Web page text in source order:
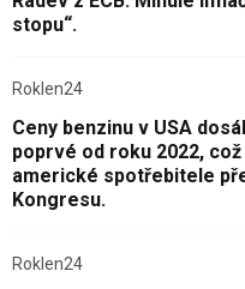
stopu“.
Roklen24
Ceny benzinu v USA
poprvé od roku 2022,
americké spotřebitele
Kongresu.
Roklen24